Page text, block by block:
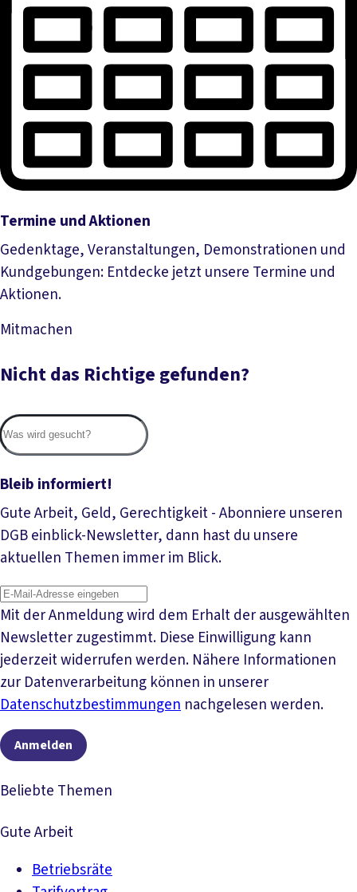
Termine und Aktionen
Gedenktage, Veranstaltungen, Demonstrationen und
Kundgebungen: Entdecke jetzt unsere Termine und
Aktionen.
Mitmachen
Mehr lesen
Nicht das Richtige gefunden?
Bleib informiert!
Gute Arbeit, Geld, Gerechtigkeit - Abonniere unseren
DGB einblick-Newsletter, dann hast du unsere
aktuellen Themen immer im Blick.
Mit der Anmeldung wird dem Erhalt der ausgewählten
Newsletter zugestimmt. Diese Einwilligung kann
jederzeit widerrufen werden. Nähere Informationen
zur Datenverarbeitung können in unserer
Datenschutzbestimmungen nachgelesen werden.
Anmelden
Beliebte Themen
Gute Arbeit
Betriebsräte